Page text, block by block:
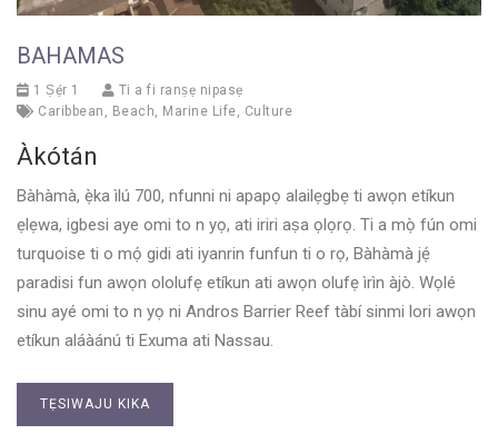
BAHAMAS
1 Ṣẹ́r 1
Ti a fi ranṣẹ nipasẹ
Caribbean , Beach, Marine Life, Culture
Àkótán
Bàhàmà, ẹ̀ka ìlú 700, nfunni ni apapọ alailẹgbẹ ti awọn etíkun
ẹlẹwa, igbesi aye omi to n yọ, ati iriri aṣa ọlọrọ. Ti a mọ̀ fún omi
turquoise ti o mọ́ gidi ati iyanrin funfun ti o rọ, Bàhàmà jẹ́
paradisi fun awọn ololufẹ etíkun ati awọn olufẹ ìrìn àjò. Wọlé
sinu ayé omi to n yọ ni Andros Barrier Reef tàbí sinmi lori awọn
etíkun aláàánú ti Exuma ati Nassau.
TẸSIWAJU KIKA